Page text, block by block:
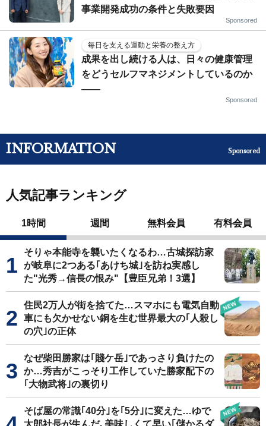
事業開発成功の条件と失敗要因
Sponsored
毎日を支える運動と栄養の整え方
成果を出し続ける人は、日々の健康管理
をどうセルフマネジメントしているのか
——
Sponsored
INFORMATION Sponsored
人気記事ランキング
1時間 週間 無料会員 有料会員
そりゃ本能寺を襲いたくなるわ…古城探訪家
が岐阜に2つある｢あけち城｣を訪ね実感し
た"光秀→信長の恨み"【豊臣兄弟！3選】
住民2万人が街を捨てた…スマホにも電気自動
車にも欠かせない銅を生む世界最大の｢人殺し
の穴｣の正体
なぜ柴田勝家は｢賤ケ岳｣であっさり負けたの
か…秀吉がこっそり工作していた勝家配下の
｢大物武将｣の裏切り
そば屋の常識｢40分｣を｢5分｣に変えた…ゆで
太郎社長が生んだ､美味しくて早い｢儲かるダ